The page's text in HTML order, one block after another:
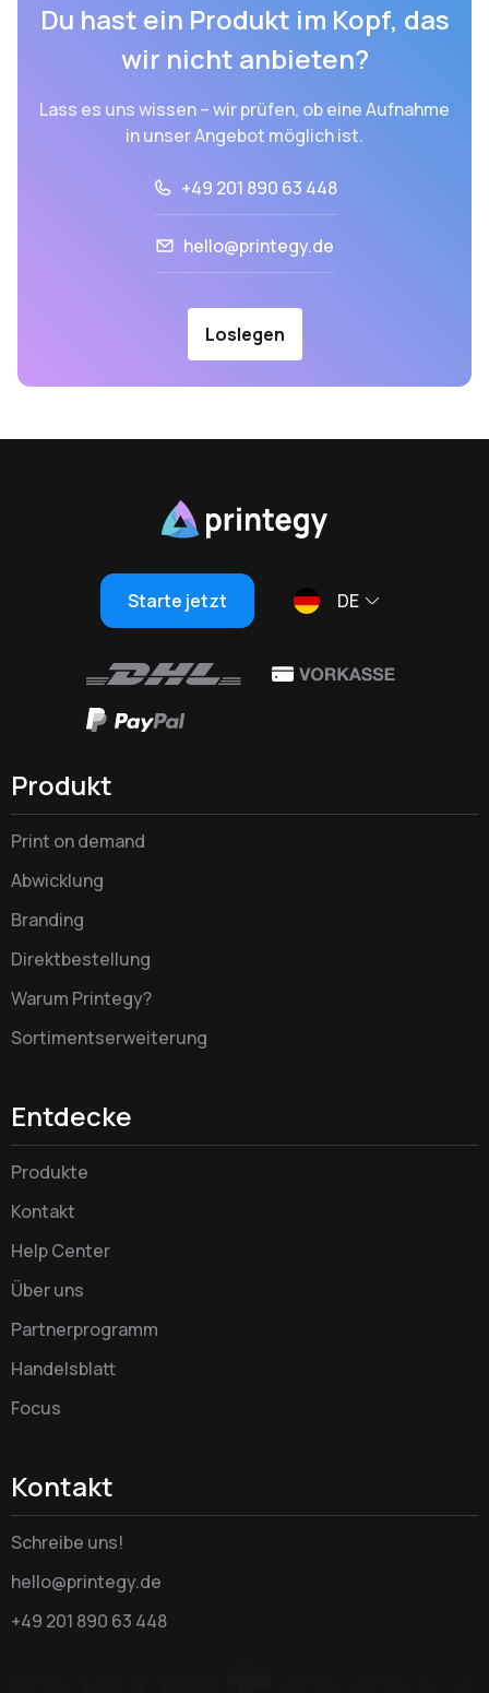
Du hast ein Produkt im Kopf, das
wir nicht anbieten?
Lass es uns wissen – wir prüfen, ob eine Aufnahme
in unser Angebot möglich ist.
+49 201 890 63 448
hello@printegy.de
Loslegen
Starte jetzt DE
Produkt
Print on demand
Abwicklung
Branding
Direktbestellung
Warum Printegy?
Sortimentserweiterung
Entdecke
Produkte
Kontakt
Help Center
Über uns
Partnerprogramm
Handelsblatt
Focus
Kontakt
Schreibe uns!
hello@printegy.de
+49 201 890 63 448